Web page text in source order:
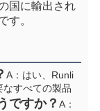
国に輸出され
す。
A：はい、Runli
すべての製品
ですか？ A：